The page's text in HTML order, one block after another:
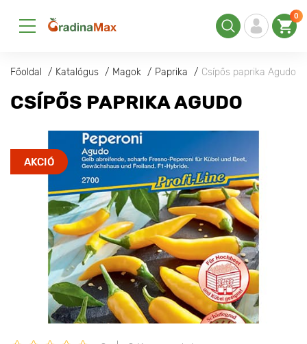
0
Főoldal Katalógus Magok Paprika Csípős paprika Agudo
CSÍPŐS PAPRIKA AGUDO
AKCIÓ